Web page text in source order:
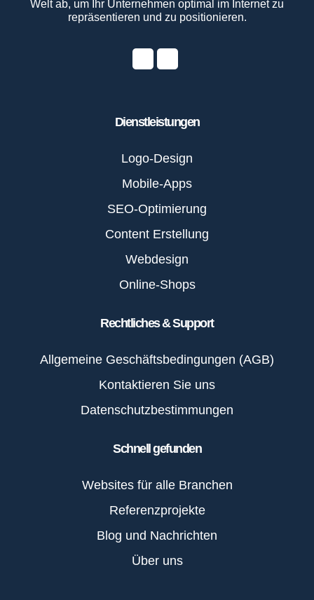
Welt ab, um Ihr Unternehmen optimal im Internet zu
repräsentieren und zu positionieren.
Dienstleistungen
Logo-Design
Mobile-Apps
SEO-Optimierung
Content Erstellung
Webdesign
Online-Shops
Rechtliches & Support
Allgemeine Geschäftsbedingungen (AGB)
Kontaktieren Sie uns
Datenschutzbestimmungen
Schnell gefunden
Websites für alle Branchen
Referenzprojekte
Blog und Nachrichten
Über uns